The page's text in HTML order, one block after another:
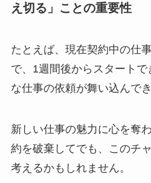
え切る」ことの重要性
たとえば、現在契約中の仕
で、1週間後からスタートで
な仕事の依頼が舞い込んで
新しい仕事の魅力に心を奪
約を破棄してでも、このチ
考えるかもしれません。